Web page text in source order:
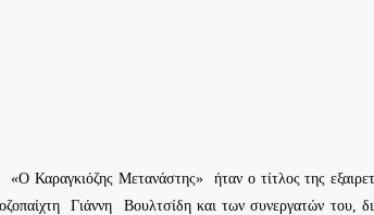
«Ο Καραγκιόζης Μετανάστης» ήταν ο τίτλος της
Γιάννη Βουλτσίδη και των συνεργατών